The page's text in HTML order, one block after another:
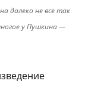
далеко не все так
у Пушкина —